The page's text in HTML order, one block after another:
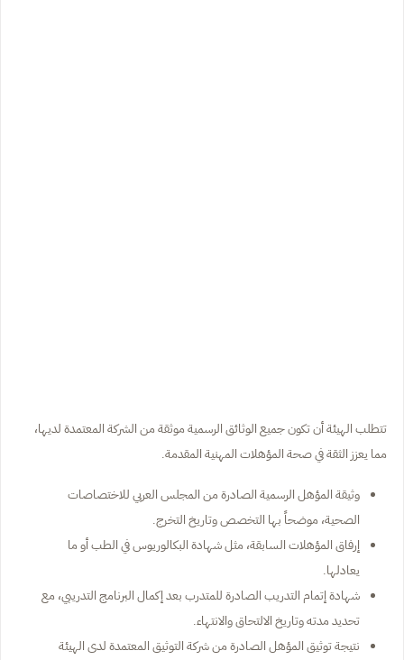
تتطلب الهيئة أن تكون جميع الوثائق الرسمية موثقة من الشركة المعتمدة لديها،
مما يعزز الثقة في صحة المؤهلات المهنية المقدمة.
وثيقة المؤهل الرسمية الصادرة من المجلس العربي للاختصاصات
الصحية، موضحاً بها التخصص وتاريخ التخرج.
إرفاق المؤهلات السابقة، مثل شهادة البكالوريوس في الطب أو ما
يعادلها.
شهادة إتمام التدريب الصادرة للمتدرب بعد إكمال البرنامج التدريبي، مع
تحديد مدته وتاريخ الالتحاق والانتهاء.
نتيجة توثيق المؤهل الصادرة من شركة التوثيق المعتمدة لدى الهيئة